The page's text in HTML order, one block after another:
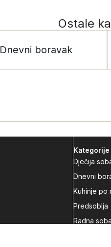
Ostale
Dnevni boravak
Kategorije
Dječija
Dnevni
Kuhinje po
Predsoblja
Radna soba